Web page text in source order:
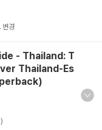
변경
- Thailand: T
Thailand-Es